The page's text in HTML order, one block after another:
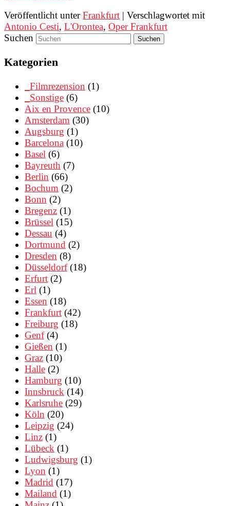
Veröffentlicht unter Frankfurt | Verschlagwortet mit
Antonio Cesti, L'Orontea, Oper Frankfurt
Suchen
Kategorien
_Filmrezension (1)
_Sonstige (6)
Aix en Provence (10)
Amsterdam (30)
Augsburg (1)
Barcelona (10)
Basel (6)
Bayreuth (7)
Berlin (66)
Bochum (2)
Bonn (2)
Bregenz (1)
Brüssel (15)
Dessau (4)
Dortmund (2)
Dresden (8)
Düsseldorf(18)
Erfurt (2)
Erl (1)
Essen (18)
Frankfurt (42)
Freiburg (18)
Genf(4)
Gießen (1)
Graz (10)
Halle (2)
Hamburg (10)
Innsbruck (14)
Karlsruhe (29)
Köln (20)
Leipzig (24)
Linz (1)
Lübeck (1)
Ludwigsburg (1)
Lyon (1)
Madrid (17)
Mailand (1)